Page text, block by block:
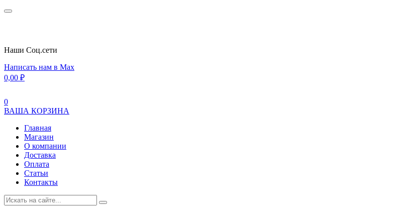
Наши Cоц.сети
Написать нам в Max
0,00 ₽
0
ВАША КОРЗИНА
Главная
Магазин
О компании
Доставка
Оплата
Статьи
Контакты